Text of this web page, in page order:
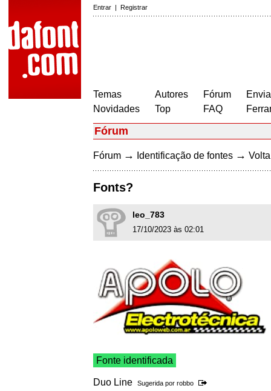
Entrar | Registrar
Temas
Novidades
Autores
Top
Fórum
FAQ
Fórum
Fórum → Identificação de fontes →
Fonts?
leo_783
17/10/2023 às 02:01
Fonte identificada
Duo Line Sugerida por robbo